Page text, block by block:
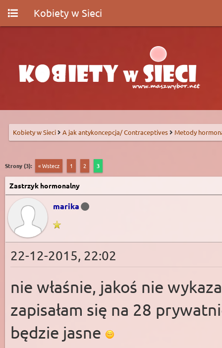
Kobiety w Sieci
Kobiety w Sieci A jak antykoncepcja/ Contraceptives Metody
Strony (3): « Wstecz 1 2 3
Zastrzyk hormonalny
marika
22-12-2015, 22:02
nie właśnie, jakoś nie
zapisałam się na 28
będzie jasne